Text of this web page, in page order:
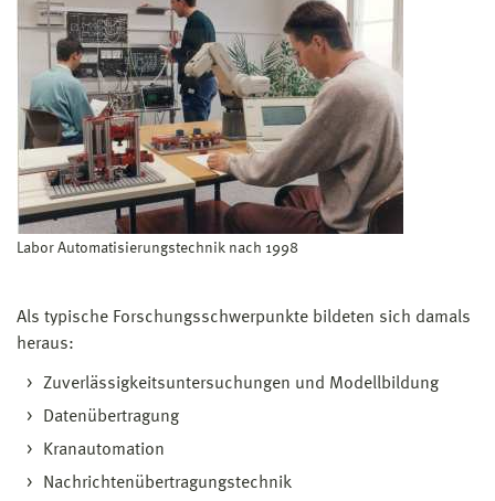
Labor Automatisierungstechnik nach 1998
Als typische Forschungsschwerpunkte bildeten sich damals
heraus:
Zuverlässigkeitsuntersuchungen und Modellbildung
Datenübertragung
Kranautomation
Nachrichtenübertragungstechnik